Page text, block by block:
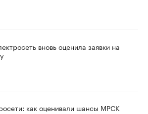
вновь оценила заявки на
как оценивали шансы МРСК